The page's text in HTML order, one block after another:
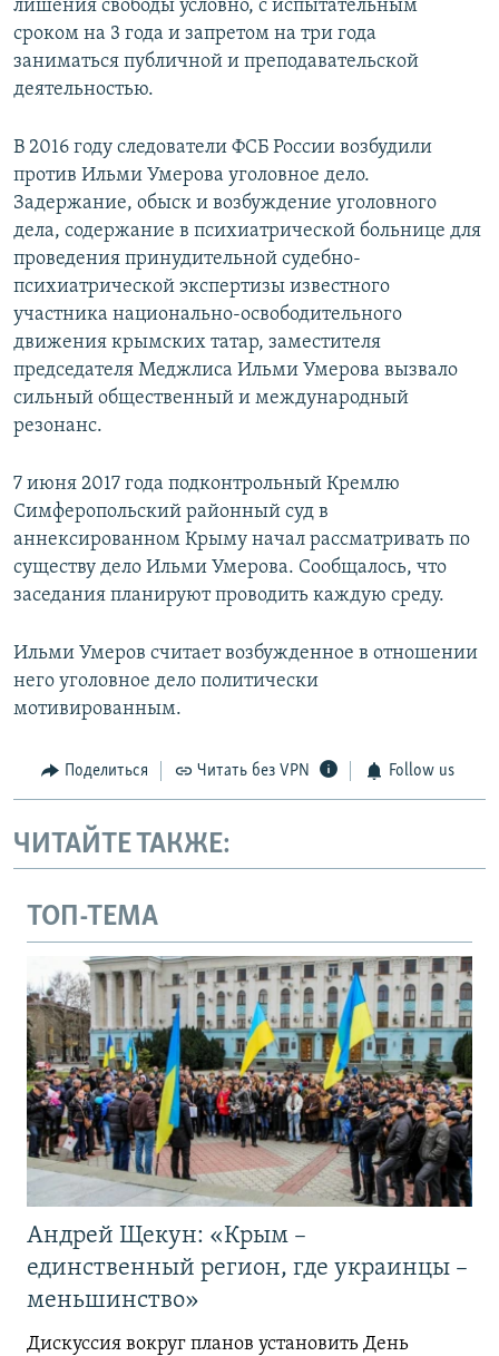
лишения свободы условно, с испытательным
сроком на 3 года и запретом на три года
заниматься публичной и преподавательской
деятельностью.
В 2016 году следователи ФСБ России возбудили
против Ильми Умерова уголовное дело.
Задержание, обыск и возбуждение уголовного
дела, содержание в психиатрической больнице для
проведения принудительной судебно-
психиатрической экспертизы известного
участника национально-освободительного
движения крымских татар, заместителя
председателя Меджлиса Ильми Умерова вызвало
сильный общественный и международный
резонанс.
7 июня 2017 года подконтрольный Кремлю
Симферопольский районный суд в
аннексированном Крыму начал рассматривать по
существу дело Ильми Умерова. Сообщалось, что
заседания планируют проводить каждую среду.
Ильми Умеров считает возбужденное в отношении
него уголовное дело политически
мотивированным.
Поделиться Читать без VPN Follow us
ЧИТАЙТЕ ТАКЖЕ:
ТОП-ТЕМА
Андрей Щекун: «Крым –
единственный регион, где украинцы –
меньшинство»
Дискуссия вокруг планов установить День